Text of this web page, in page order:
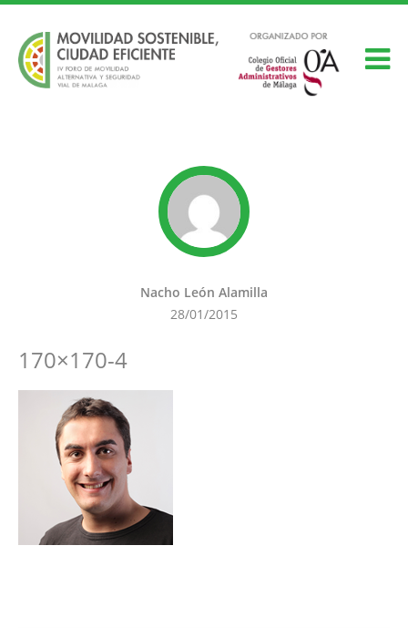
Nacho León Alamilla
28/01/2015
170×170-4